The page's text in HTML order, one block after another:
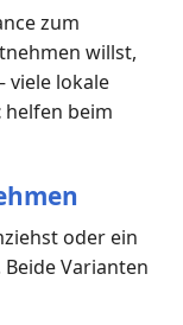
zum
willst,
viele lokale
helfen beim
oder ein
Varianten